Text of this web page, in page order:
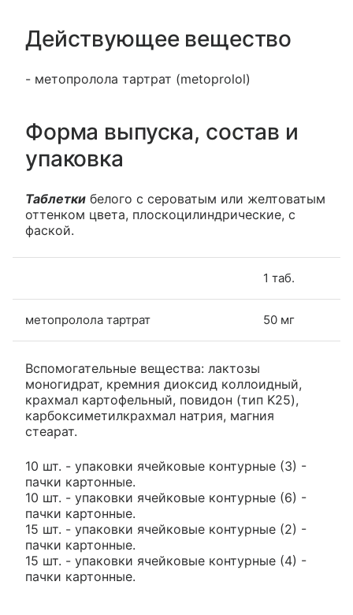
Действующее вещество
- метопролола тартрат (metoprolol)
Форма выпуска, состав и
упаковка
Таблетки белого с сероватым или желтоватым
оттенком цвета, плоскоцилиндрические, с
фаской.
1 таб.
метопролола тартрат 50 мг
Вспомогательные вещества: лактозы
моногидрат, кремния диоксид коллоидный,
крахмал картофельный, повидон (тип K25),
карбоксиметилкрахмал натрия, магния
стеарат.
10 шт. - упаковки ячейковые контурные (3) -
пачки картонные.
10 шт. - упаковки ячейковые контурные (6) -
пачки картонные.
15 шт. - упаковки ячейковые контурные (2) -
пачки картонные.
15 шт. - упаковки ячейковые контурные (4) -
пачки картонные.